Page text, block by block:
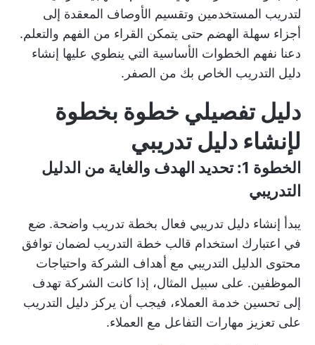
لتدريب المستخدمين وتقسيم الأوصاف المعقدة إلى
أجزاء سهلة الهضم حتى يتمكن القراء من الفهم والتعلم.
دعنا نفهم الخطوات الأساسية التي ينطوي عليها إنشاء
دليل التدريب الخاص بك من الصفر.
دليل تفصيلي خطوة بخطوة
لإنشاء دليل تدريبي
الخطوة 1: تحديد الهدف والغاية من الدليل
التدريبي
يبدأ إنشاء دليل تدريبي فعال بخطة تدريب واضحة. ضع
في اعتبارك استخدام قالب خطة التدريب لضمان توافق
محتوى الدليل التدريبي مع أهداف الشركة واحتياجات
الموظفين. على سبيل المثال، إذا كانت الشركة تهدف
إلى تحسين خدمة العملاء، فيجب أن يركز دليل التدريب
على تعزيز مهارات التفاعل مع العملاء.